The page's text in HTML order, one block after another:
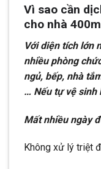
Vì sao cần
cho nhà
Với diện tích lớn
nhiều phòng
ngủ, bếp, nhà
… Nếu tự vệ sinh
Mất nhiều ngày
Không xử lý triệt